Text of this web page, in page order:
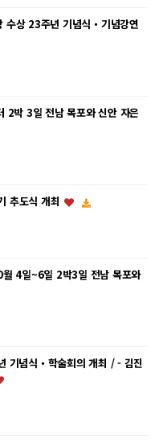
상 23주년 기념식・기념강연
2박 3일 전남 목포와 신안 자은
추도식 개최
4일~6일 2박3일 전남 목포와
기념식・학술회의 개최 / - 김진